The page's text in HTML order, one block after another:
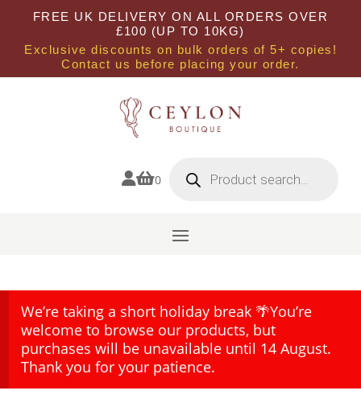
FREE UK DELIVERY ON ALL ORDERS OVER
£100 (UP TO 10KG)
Exclusive discounts on bulk orders of 5+ copies!
Contact us before placing your order.
0 search
We’re taking a short holiday break 🌴You’re
welcome to browse our products, but
purchases will be unavailable until 14 August.
Thank you for your patience.